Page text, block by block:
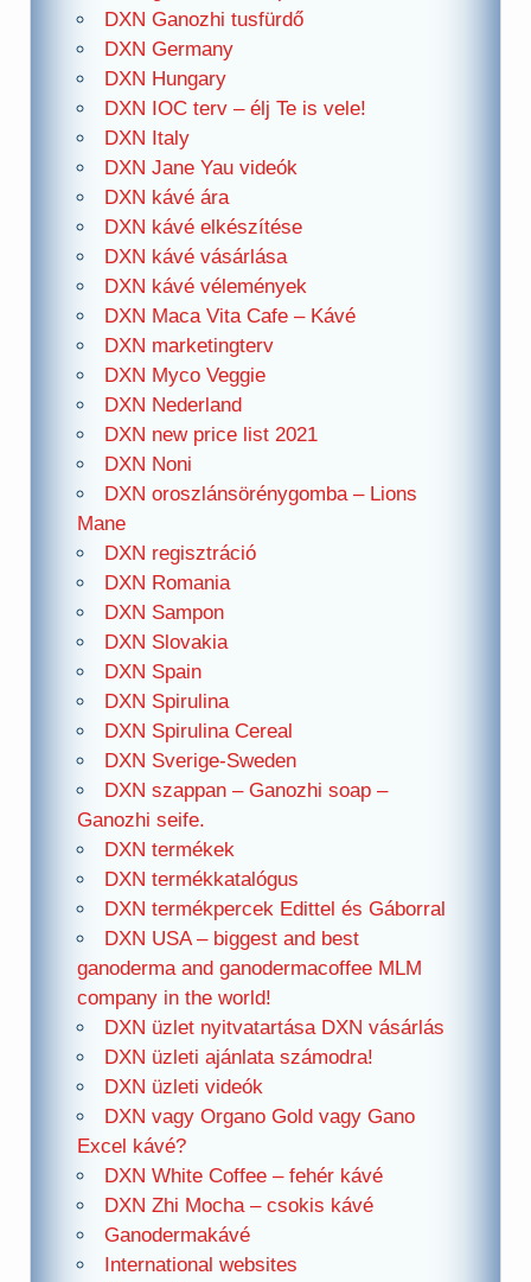
DXN Ganozhi tusfürdő
DXN Germany
DXN Hungary
DXN IOC terv – élj Te is vele!
DXN Italy
DXN Jane Yau videók
DXN kávé ára
DXN kávé elkészítése
DXN kávé vásárlása
DXN kávé vélemények
DXN Maca Vita Cafe – Kávé
DXN marketingterv
DXN Myco Veggie
DXN Nederland
DXN new price list 2021
DXN Noni
DXN oroszlánsörénygomba – Lions
Mane
DXN regisztráció
DXN Romania
DXN Sampon
DXN Slovakia
DXN Spain
DXN Spirulina
DXN Spirulina Cereal
DXN Sverige-Sweden
DXN szappan – Ganozhi soap –
Ganozhi seife.
DXN termékek
DXN termékkatalógus
DXN termékpercek Edittel és Gáborral
DXN USA – biggest and best
ganoderma and ganodermacoffee MLM
company in the world!
DXN üzlet nyitvatartása DXN vásárlás
DXN üzleti ajánlata számodra!
DXN üzleti videók
DXN vagy Organo Gold vagy Gano
Excel kávé?
DXN White Coffee – fehér kávé
DXN Zhi Mocha – csokis kávé
Ganodermakávé
International websites